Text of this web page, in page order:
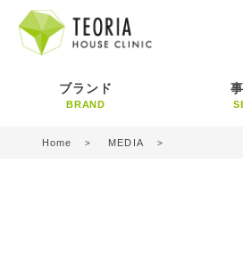
ブランド
BRAND
Home MEDIA